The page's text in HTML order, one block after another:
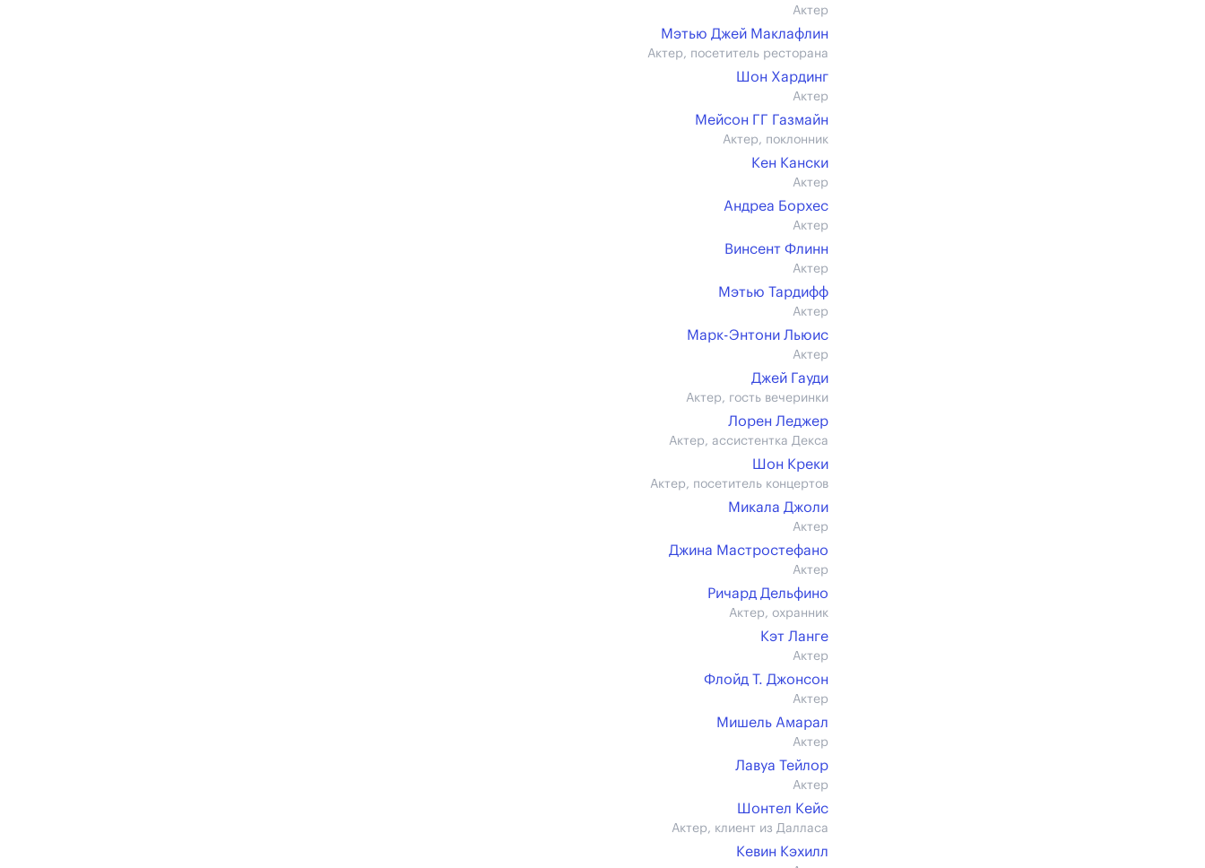
Актер
Мэтью Джей Маклафлин
Актер, посетитель ресторана
Шон Хардинг
Актер
Мейсон ГГ Газмайн
Актер, поклонник
Кен Кански
Актер
Андреа Борхес
Актер
Винсент Флинн
Актер
Мэтью Тардифф
Актер
Марк-Энтони Льюис
Актер
Джей Гауди
Актер, гость вечеринки
Лорен Леджер
Актер, ассистентка Декса
Шон Креки
Актер, посетитель концертов
Микала Джоли
Актер
Джина Мастростефано
Актер
Ричард Дельфино
Актер, охранник
Кэт Ланге
Актер
Флойд Т. Джонсон
Актер
Мишель Амарал
Актер
Лавуа Тейлор
Актер
Шонтел Кейс
Актер, клиент из Далласа
Кевин Кэхилл